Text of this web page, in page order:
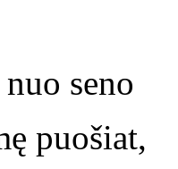
seno
puošiat,